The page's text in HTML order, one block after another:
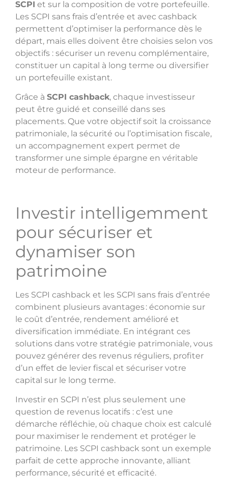
SCPI et sur la composition de votre portefeuille.
Les SCPI sans frais d’entrée et avec cashback
permettent d’optimiser la performance dès le
départ, mais elles doivent être choisies selon vos
objectifs : sécuriser un revenu complémentaire,
constituer un capital à long terme ou diversifier
un portefeuille existant.
Grâce à SCPI cashback, chaque investisseur
peut être guidé et conseillé dans ses
placements. Que votre objectif soit la croissance
patrimoniale, la sécurité ou l’optimisation fiscale,
un accompagnement expert permet de
transformer une simple épargne en véritable
moteur de performance.
Investir intelligemment
pour sécuriser et
dynamiser son
patrimoine
Les SCPI cashback et les SCPI sans frais d’entrée
combinent plusieurs avantages : économie sur
le coût d’entrée, rendement amélioré et
diversification immédiate. En intégrant ces
solutions dans votre stratégie patrimoniale, vous
pouvez générer des revenus réguliers, profiter
d’un effet de levier fiscal et sécuriser votre
capital sur le long terme.
Investir en SCPI n’est plus seulement une
question de revenus locatifs : c’est une
démarche réfléchie, où chaque choix est calculé
pour maximiser le rendement et protéger le
patrimoine. Les SCPI cashback sont un exemple
parfait de cette approche innovante, alliant
performance, sécurité et efficacité.